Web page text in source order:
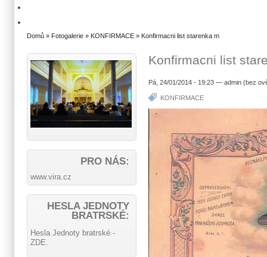
Domů » Fotogalerie » KONFIRMACE » Konfirmacni list starenka m
Konfirmacni list
Pá, 24/01/2014 - 19:23 — admin (bez
KONFIRMACE
PRO NÁS:
www.vira.cz
HESLA JEDNOTY
BRATRSKÉ:
Hesla Jednoty bratrské -
ZDE.